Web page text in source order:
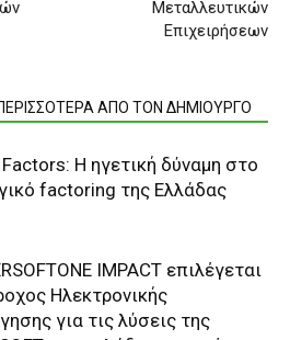
Μεταλλευτικών
Επιχειρήσεων
ΑΠΟ ΤΟΝ ΔΗΜΙΟΥΡΓΟ
Factors: Η ηγετική δύναμη στο
factoring της Ελλάδας
IMPACT επιλέγεται
Ηλεκτρονικής
για τις λύσεις της